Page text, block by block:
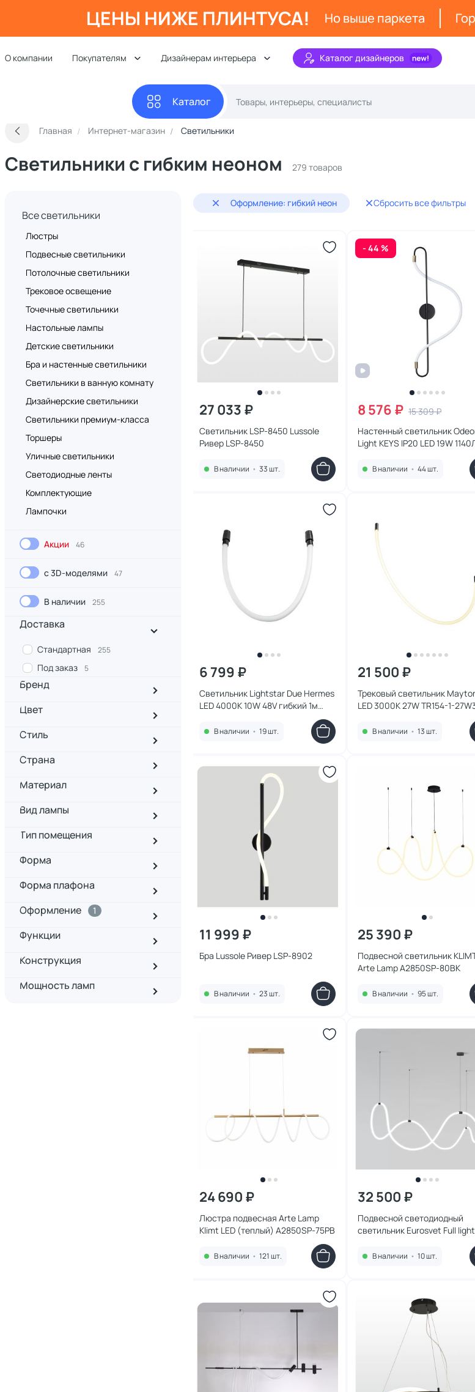
ЦЕНЫ НИЖЕ ПЛИНТУСА! Но выше паркета
О компании Покупателям Дизайнерам интерьера Каталог дизайнеров
Каталог
Главная Интернет-магазин Светильники
Светильники с гибким неоном 279 товаров
Все светильники
Люстры
Подвесные светильники
Потолочные светильники
Трековое освещение
Точечные светильники
Настольные лампы
Детские светильники
Бра и настенные светильники
Светильники в ванную комнату
Дизайнерские светильники
Светильники премиум-класса
Торшеры
Уличные светильники
Светодиодные ленты
Комплектующие
Лампочки
Акции 46
с 3D-моделями 47
В наличии 255
Доставка
Стандартная 255
Под заказ 5
Бренд
Цвет
Стиль
Страна
Материал
Вид лампы
Тип помещения
Форма
Форма плафона
Оформление
1
Функции
Конструкция
Мощность ламп
Оформление: гибкий неон Сбросить все фильтры
27 033 ₽
Светильник LSP-8450 Lussole
Ривер LSP-8450
В наличии • 33 шт.
- 44 %
8 576 ₽ 15 309 ₽
Настенный светильник
Light KEYS IP20 LED 19W
В наличии • 44 шт.
6 799 ₽
Светильник Lightstar Due Hermes
LED 4000K 10W 48V гибкий 1м
В наличии • 19 шт.
21 500 ₽
Трековый светильник
LED 3000K 27W TR154-1-
В наличии • 13 шт.
11 999 ₽
Бра Lussole Ривер LSP-8902
В наличии • 23 шт.
25 390 ₽
Подвесной светильник
Arte Lamp A2850SP-80BK
В наличии • 95 шт.
24 690 ₽
Люстра подвесная Arte Lamp
Klimt LED (теплый) A2850SP-75PB
В наличии • 121 шт.
32 500 ₽
Подвесной светодиодный
светильник Eurosvet Full
температуры и яркости
В наличии • 10 шт.